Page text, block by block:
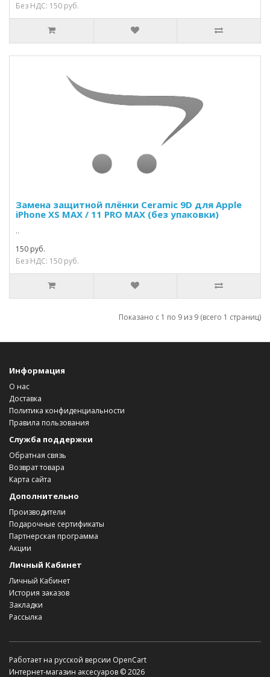
Без НДС: 150 руб.
Замена защитной плёнки Ceramic 9D для Apple
iPhone XS MAX / 11 PRO MAX (без упаковки)
..
150 руб.
Без НДС: 150 руб.
Показано с 1 по 9 из 9 (всего 1 страниц)
Информация
О нас
Доставка
Политика конфиденциальности
Правила пользования
Служба поддержки
Обратная связь
Возврат товара
Карта сайта
Дополнительно
Производители
Подарочные сертификаты
Партнерская программа
Акции
Личный Кабинет
Личный Кабинет
История заказов
Закладки
Рассылка
Работает на русской версии OpenCart
Интернет-магазин аксесуаров © 2026